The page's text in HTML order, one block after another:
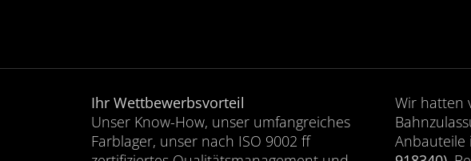
Ihr Wettbewerbsvorteil
Unser Know-How, unser umfangreiches
Farblager, unser nach ISO 9002 ff
Wir hatten
Anbauteile